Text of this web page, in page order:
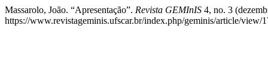
Massarolo, João. “Apresentação”. Revista GEMInIS 4, no. 3
https://www.revistageminis.ufscar.br/index.php/geminis/article/view/